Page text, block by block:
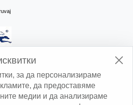
за да персонализираме
да предоставяме
медии и да анализираме